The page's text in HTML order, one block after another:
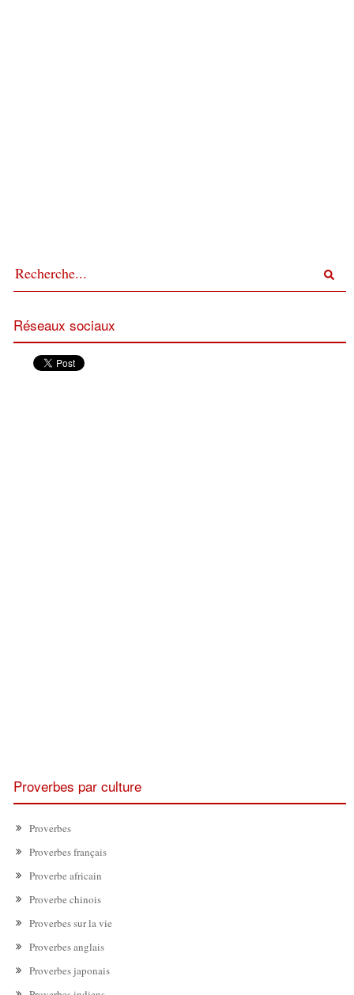
Réseaux sociaux
Proverbes par culture
Proverbes
Proverbes français
Proverbe africain
Proverbe chinois
Proverbes sur la vie
Proverbes anglais
Proverbes japonais